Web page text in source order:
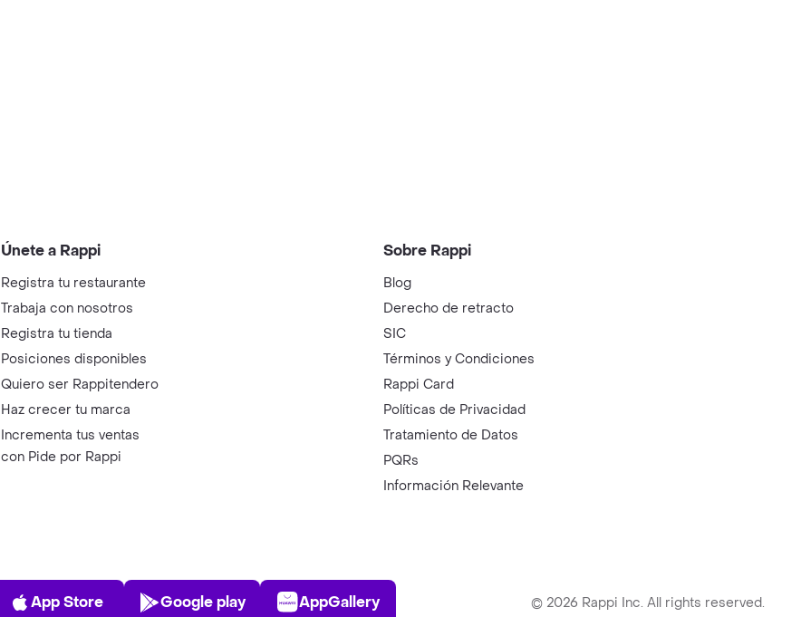
Únete a Rappi
Registra tu restaurante
Trabaja con nosotros
Registra tu tienda
Posiciones disponibles
Quiero ser Rappitendero
Haz crecer tu marca
Incrementa tus ventas
con Pide por Rappi
Sobre Rappi
Blog
Derecho de retracto
SIC
Términos y Condiciones
Rappi Card
Políticas de Privacidad
Tratamiento de Datos
PQRs
Información Relevante
App Store
App Store
Play Store
Google play
AppGallery
AppGallery © 2026 Rappi Inc. All rights reserved.